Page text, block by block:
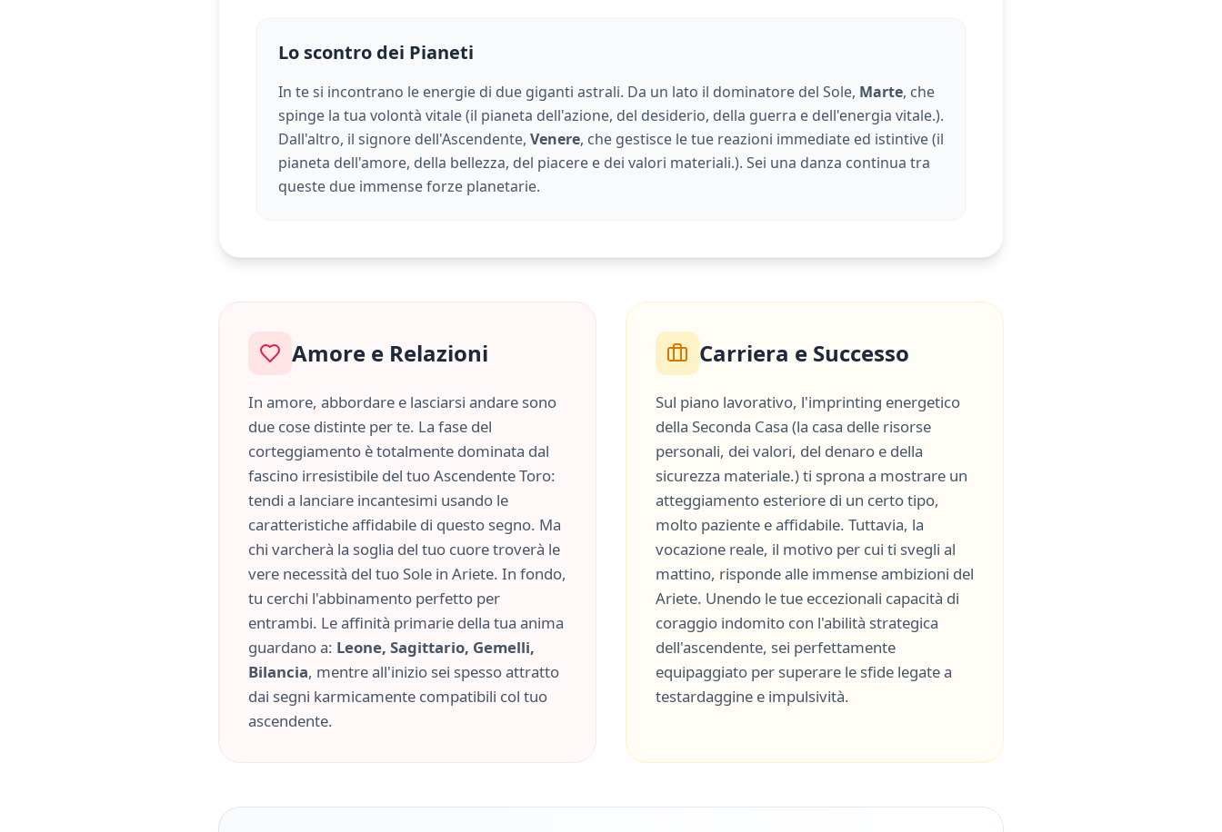
Lo scontro dei Pianeti
In te si incontrano le energie di due giganti astrali. Da un lato il dominatore del Sole, Marte, che
spinge la tua volontà vitale (il pianeta dell'azione, del desiderio, della guerra e dell'energia vitale.).
Dall'altro, il signore dell'Ascendente, Venere, che gestisce le tue reazioni immediate ed istintive (il
pianeta dell'amore, della bellezza, del piacere e dei valori materiali.). Sei una danza continua tra
queste due immense forze planetarie.
Amore e Relazioni
In amore, abbordare e lasciarsi andare sono
due cose distinte per te. La fase del
corteggiamento è totalmente dominata dal
fascino irresistibile del tuo AscendenteToro:
tendi a lanciare incantesimi usando le
caratteristicheaffidabile di questo segno. Ma
chi varcherà la soglia del tuo cuore troverà le
vere necessità del tuo Sole in Ariete. In fondo,
tu cerchi l'abbinamento perfetto per
entrambi. Le affinità primarie della tua anima
guardano a: Leone, Sagittario, Gemelli,
Bilancia, mentre all'inizio sei spesso attratto
dai segni karmicamente compatibili col tuo
ascendente.
Carriera e Successo
Sul piano lavorativo, l'imprinting energetico
della Seconda Casa (la casa delle risorse
personali, dei valori, del denaro e della
sicurezza materiale.) ti sprona a mostrare un
atteggiamento esteriore di un certo tipo,
molto paziente eaffidabile. Tuttavia, la
vocazione reale, il motivo per cui ti svegli al
mattino, risponde alle immense ambizioni del
Ariete. Unendo le tue eccezionali capacità di
coraggio indomito con l'abilità strategica
dell'ascendente, sei perfettamente
equipaggiato per superare le sfide legate a
testardaggine e impulsività.